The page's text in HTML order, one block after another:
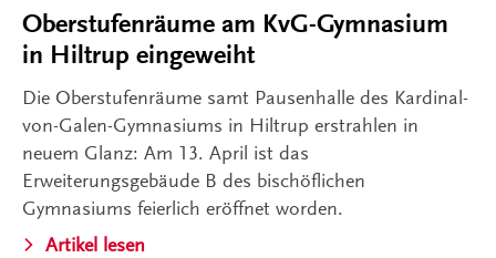
Oberstufenräume am KvG-Gymnasium
in Hiltrup eingeweiht
Die Oberstufenräume samt Pausenhalle des Kardinal-
von-Galen-Gymnasiums in Hiltrup erstrahlen in
neuem Glanz: Am 13. April ist das
Erweiterungsgebäude B des bischöflichen
Gymnasiums feierlich eröffnet worden.
Artikel lesen